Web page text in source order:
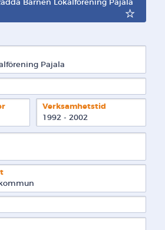
Barnen Lokalförening Pajala
Pajala
Verksamhetstid
1992 - 2002